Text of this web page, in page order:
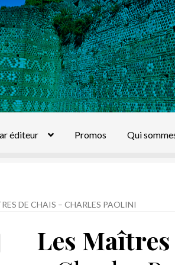
éditeur Promos Qui
DE CHAIS – CHARLES PAOLINI
Les